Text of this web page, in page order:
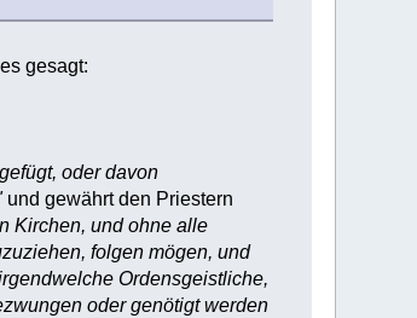
gesagt:
oder davon
und gewährt den Priestern
Kirchen, und ohne alle
folgen mögen, und
Ordensgeistliche,
oder genötigt werden